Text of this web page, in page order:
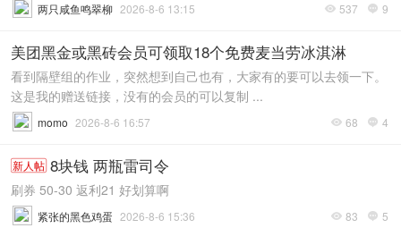
 537  9
两只咸鱼鸣翠柳 2026-8-6 13:15
美团黑金或黑砖会员可领取18个免费麦当劳冰淇淋
看到隔壁组的作业，突然想到自己也有，大家有的要可以去领一下。
这是我的赠送链接，没有的会员的可以复制 ...
 68  4
momo 2026-8-6 16:57
新人帖 8块钱 两瓶雷司令
刷券 50-30 返利21 好划算啊
 83  5
紧张的黑色鸡蛋 2026-8-6 15:36